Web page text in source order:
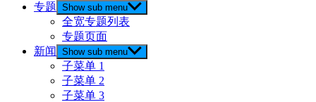
专题 Show sub menu
全宽专题列表
专题页面
新闻
Show sub menu
子菜单 1
子菜单 2
子菜单 3